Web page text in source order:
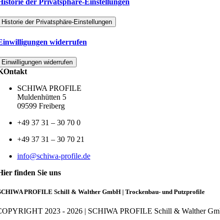
der Privatsphäre-Einstellungen
Historie der Privatsphäre-Einstellungen
widerrufen
Einwilligungen widerrufen
SCHIWA PROFILE
Muldenhütten 5
09599 Freiberg
+49 37 31 – 30 70 0
+49 37 31 – 30 70 21
info@schiwa-profile.de
finden Sie uns
PROFILE Schill & Walther GmbH | Trockenbau- und Putzprofile
2023 - 2026 | SCHIWA PROFILE Schill & Walther